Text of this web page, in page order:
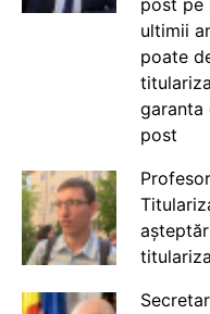
post pe
ultimii
poate
garanta
post